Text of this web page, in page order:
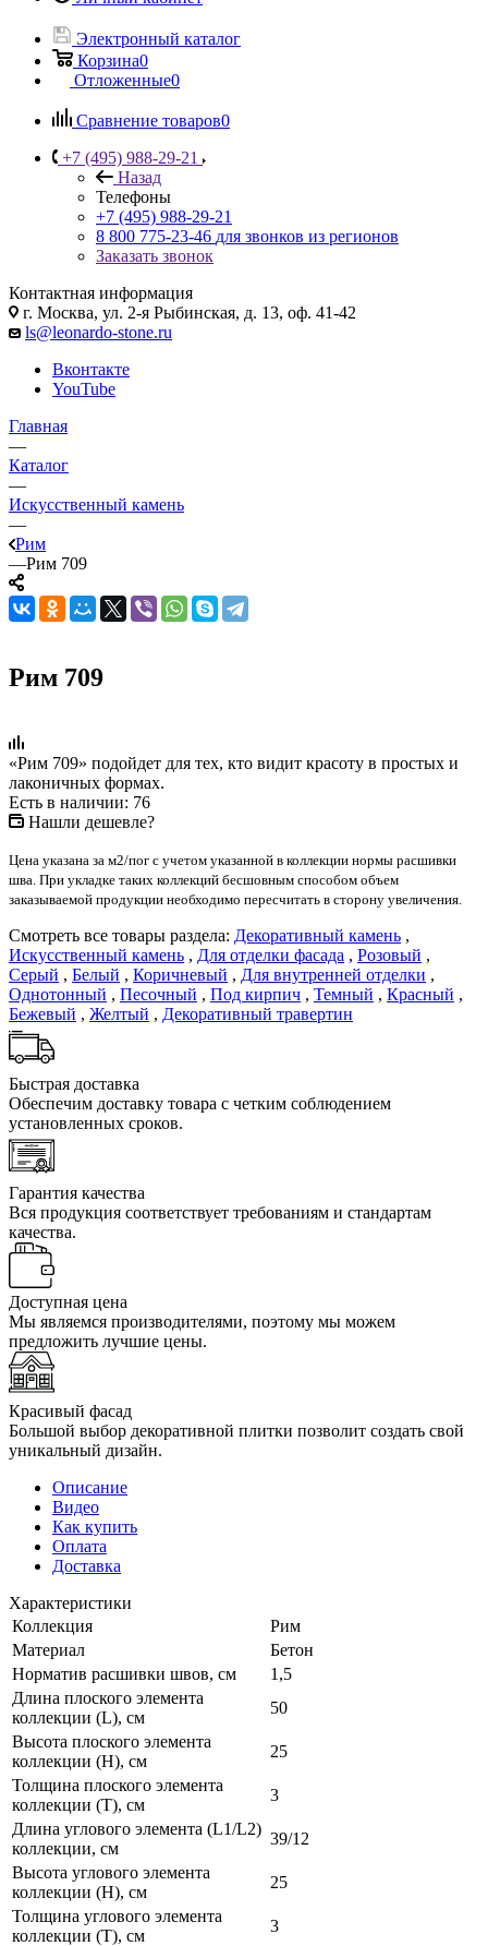
Электронный каталог
Корзина0
Отложенные0
Сравнение товаров0
+7 (495) 988-29-21
Назад
Телефоны
+7 (495) 988-29-21
8 800 775-23-46 для звонков из регионов
Заказать звонок
Контактная информация
г. Москва, ул. 2-я Рыбинская, д. 13, оф. 41-42
ls@leonardo-stone.ru
Вконтакте
YouTube
Главная
—
Каталог
—
Искусственный камень
—
Рим
—Рим 709
Рим 709
«Рим 709» подойдет для тех, кто видит красоту в простых и
лаконичных формах.
Есть в наличии: 76
Нашли дешевле?
Цена указана за м2/пог с учетом указанной в коллекции нормы расшивки
шва. При укладке таких коллекций бесшовным способом объем
заказываемой продукции необходимо пересчитать в сторону увеличения.
Смотреть все товары раздела: Декоративный камень ,
Искусственный камень , Для отделки фасада , Розовый ,
Серый , Белый , Коричневый , Для внутренней отделки ,
Однотонный , Песочный , Под кирпич , Темный , Красный ,
Бежевый , Желтый , Декоративный травертин
Быстрая доставка
Обеспечим доставку товара с четким соблюдением
установленных сроков.
Гарантия качества
Вся продукция соответствует требованиям и стандартам
качества.
Доступная цена
Мы являемся производителями, поэтому мы можем
предложить лучшие цены.
Красивый фасад
Большой выбор декоративной плитки позволит создать свой
уникальный дизайн.
Описание
Видео
Как купить
Оплата
Доставка
Характеристики
Коллекция
Рим
Материал
Бетон
Норматив расшивки швов, см
1,5
Длина плоского элемента
коллекции (L), см
50
Высота плоского элемента
коллекции (H), см
25
Толщина плоского элемента
коллекции (T), см
3
Длина углового элемента (L1/L2)
коллекции, см
39/12
Высота углового элемента
коллекции (H), см
25
Толщина углового элемента
коллекции (T), см
3